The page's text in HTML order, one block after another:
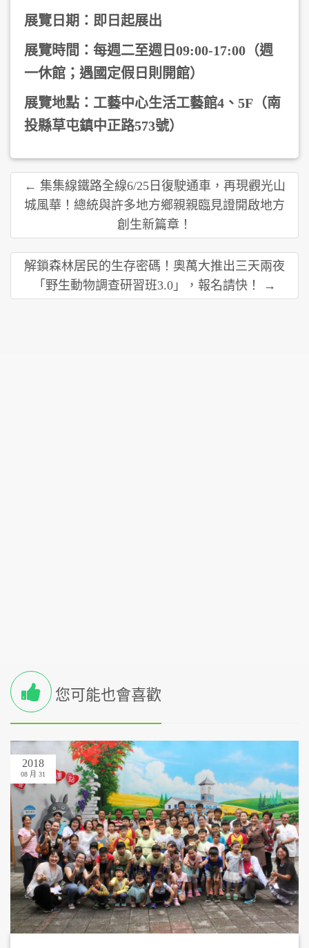
展覽日期：即日起展出
展覽時間：每週二至週日09:00-17:00（週
一休館；遇國定假日則開館）
展覽地點：工藝中心生活工藝館4、5F（南
投縣草屯鎮中正路573號）
← 集集線鐵路全線6/25日復駛通車，再現觀光山
城風華！總統與許多地方鄉親親臨見證開啟地方
創生新篇章！
解鎖森林居民的生存密碼！奧萬大推出三天兩夜
「野生動物調查研習班3.0」，報名請快！ →
您可能也會喜歡
2018
08 月 31